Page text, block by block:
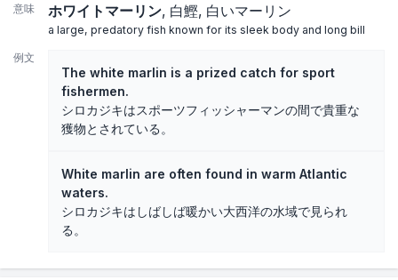
意味 ホワイトマーリン 白鰹 白いマーリン
a large, predatory fish known for its sleek body and long bill
例文
The white marlin is a prized catch for sport
fishermen.
シロカジキはスポーツフィッシャーマンの間で貴重な
獲物とされている。
White marlin are often found in warm Atlantic
waters.
シロカジキはしばしば暖かい大西洋の水域で見られ
る。